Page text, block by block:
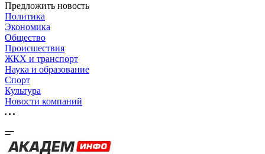
Предложить новость
Политика
Экономика
Общество
Происшествия
ЖКХ и транспорт
Наука и образование
Спорт
Культура
Новости компаний